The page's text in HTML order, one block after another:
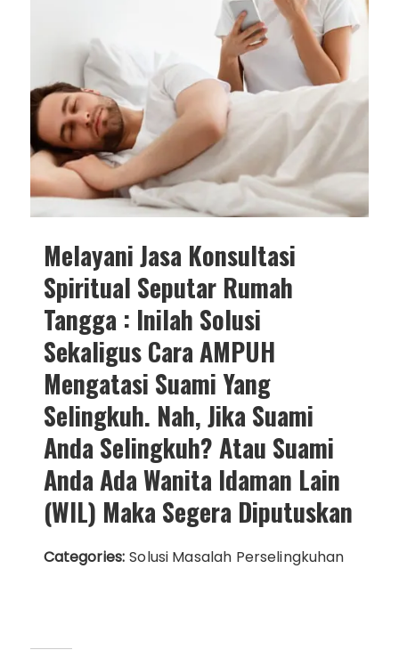
Melayani Jasa Konsultasi
Spiritual Seputar Rumah
Tangga : Inilah Solusi
Sekaligus Cara AMPUH
Mengatasi Suami Yang
Selingkuh. Nah, Jika Suami
Anda Selingkuh? Atau Suami
Anda Ada Wanita Idaman Lain
(WIL) Maka Segera Diputuskan
Categories: Solusi Masalah Perselingkuhan